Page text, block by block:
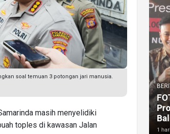
soal temuan 3 potongan jari manusia.
masih menyelidiki
toples di kawasan Jalan
1